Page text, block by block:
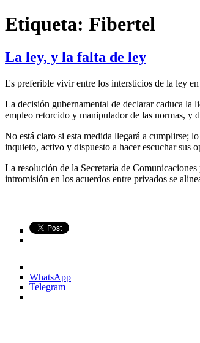
Etiqueta: Fibertel
La ley, y la falta de ley
Es preferible vivir entre los intersticios de la ley
La decisión gubernamental de declarar caduca la
empleo retorcido y manipulador de las normas, y
No está claro si esta medida llegará a cumplirse;
inquieto, activo y dispuesto a hacer escuchar sus
La resolución de la Secretaría de
intromisión en los acuerdos entre privados se
WhatsApp
Telegram